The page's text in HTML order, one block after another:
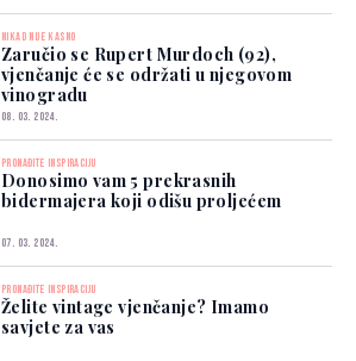
NIKAD NIJE KASNO
Zaručio se Rupert Murdoch (92),
vjenčanje će se održati u njegovom
vinogradu
08. 03. 2024.
PRONAĐITE INSPIRACIJU
Donosimo vam 5 prekrasnih
bidermajera koji odišu proljećem
07. 03. 2024.
PRONAĐITE INSPIRACIJU
Želite vintage vjenčanje? Imamo
savjete za vas